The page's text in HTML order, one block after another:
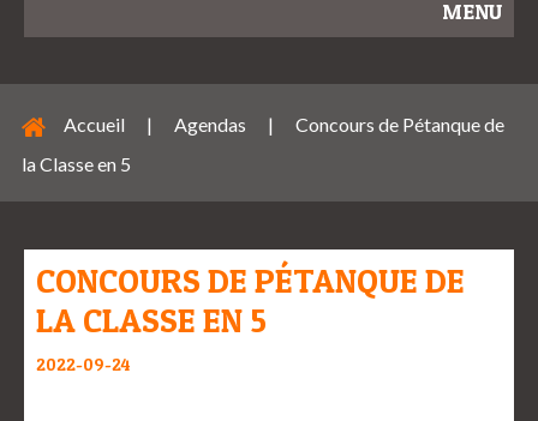
MENU
Accueil | Agendas |
Concours de Pétanque de
la Classe en 5
CONCOURS DE PÉTANQUE DE
LA CLASSE EN 5
2022-09-24